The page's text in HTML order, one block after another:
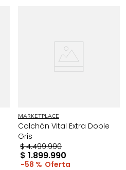
MARKETPLACE
Colchón Vital Extra Doble
Gris
$ 4.499.990
$ 1.899.990
58 %